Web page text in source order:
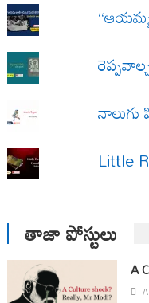
నాలుగు
Little
తాజా పోస్టులు
A